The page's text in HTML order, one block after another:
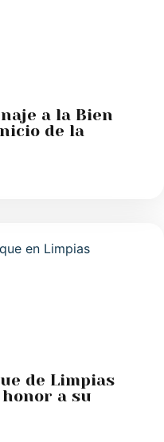
a la Bien
de la
de Limpias
a su